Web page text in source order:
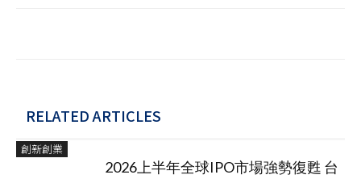
RELATED ARTICLES
創新創業
2026上半年全球IPO市場強勢復甦 台